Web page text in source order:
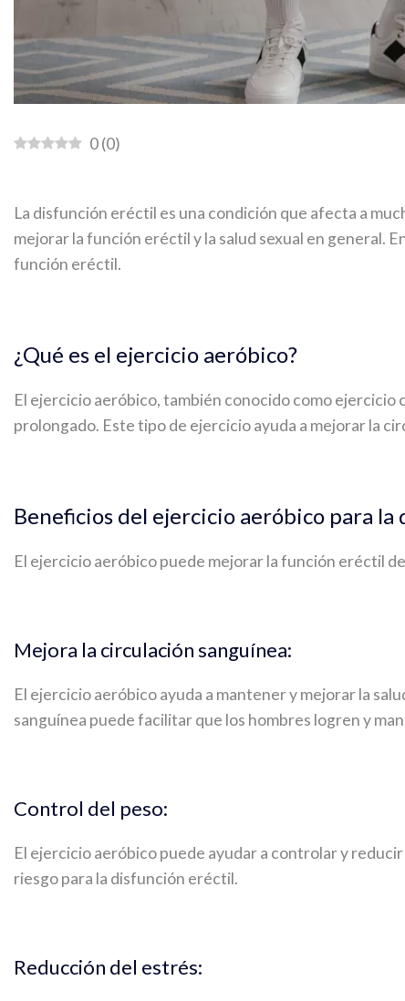
0 (0)
La disfunción eréctil es una condición que afecta a
mejorar la función eréctil y la salud sexual en general.
función eréctil.
¿Qué es el ejercicio aeróbico?
El ejercicio aeróbico, también conocido como
prolongado. Este tipo de ejercicio ayuda a mejorar la
Beneficios del ejercicio aeróbico para
El ejercicio aeróbico puede mejorar la función eréctil
Mejora la circulación sanguínea:
El ejercicio aeróbico ayuda a mantener y mejorar la
sanguínea puede facilitar que los hombres logren y
Control del peso:
El ejercicio aeróbico puede ayudar a controlar y
riesgo para la disfunción eréctil.
Reducción del estrés: